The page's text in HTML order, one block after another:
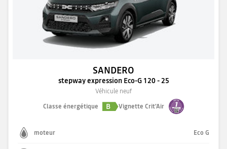
SANDERO
stepway expression Eco-G 120 - 25
Véhicule neuf
Classe énergétique
B Vignette Crit'Air
moteur Eco G